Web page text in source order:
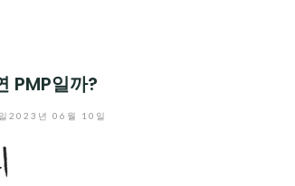
PMP일까?
2023년 06월 10일